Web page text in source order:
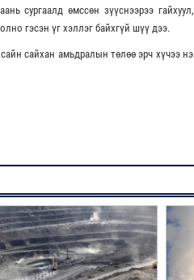
сургаалд өмссөн зүүснээрээ
гэсэн үг хэллэг байхгүй шүү дээ.
сайхан амьдралын төлөө эрч хүчээ